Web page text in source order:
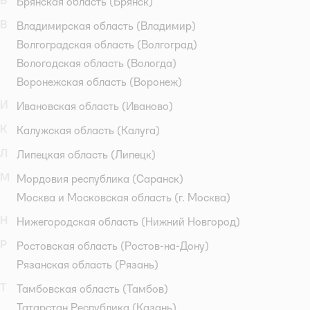
Владимирская область (Владимир)
Волгоградская область (Волгоград)
Вологодская область (Вологда)
Воронежская область (Воронеж)
Ивановская область (Иваново)
Калужская область (Калуга)
Липецкая область (Липецк)
Мордовия республика (Саранск)
Москва и Московская область (г. Москва)
Нижегородская область (Нижний Новгород)
Ростовская область (Ростов-на-Дону)
Рязанская область (Рязань)
Тамбовская область (Тамбов)